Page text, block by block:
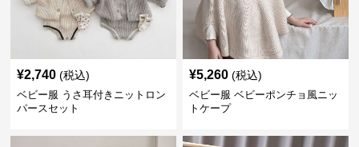
¥2,740 (税込)
ベビー服 うさ耳付きニットロン
パースセット
¥5,260 (税込)
ベビー服 ベビーポンチョ風ニッ
トケープ